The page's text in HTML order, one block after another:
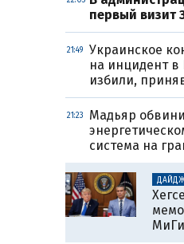
первый визит
21:49
Украинское
на инцидент в
избили,
21:23
Мадьяр
система на